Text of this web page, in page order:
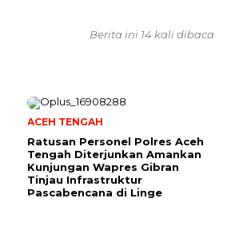
Berita ini 14 kali dibaca
ACEH TENGAH
Ratusan Personel Polres Aceh
Tengah Diterjunkan Amankan
Kunjungan Wapres Gibran
Tinjau Infrastruktur
Pascabencana di Linge